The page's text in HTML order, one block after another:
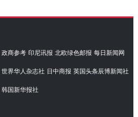
访湖南代表团
政商参考 印尼讯报 北欧绿色邮报 每日新闻网
世界华人杂志社 日中商报 英国头条辰博新闻社
韩国新华报社